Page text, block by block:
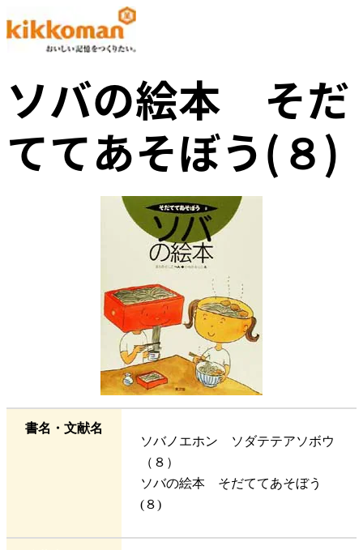
ソバの絵本 そだ
ててあそぼう(８)
書名・文献名
ソバノエホン ソダテテアソボウ
（８）
ソバの絵本 そだててあそぼう
(８)